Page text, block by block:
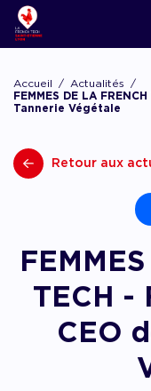
Accueil
Actualités
FEMMES DE LA
Tannerie Végétale
Retour aux
TECH -
CEO